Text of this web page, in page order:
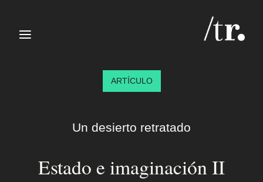
≡
I
ARTÍCULO
Un desierto retratado
Estado e imaginación II